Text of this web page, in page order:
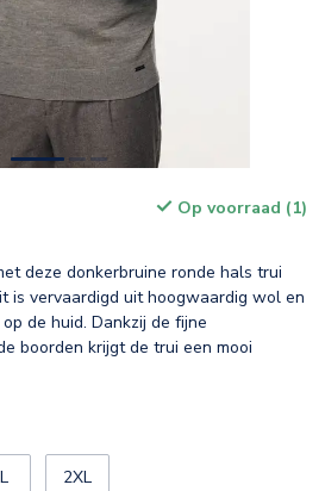
Op voorraad (1)
deze donkerbruine ronde hals trui
is vervaardigd uit hoogwaardig wol en
de huid. Dankzij de fijne
boorden krijgt de trui een mooi
2XL